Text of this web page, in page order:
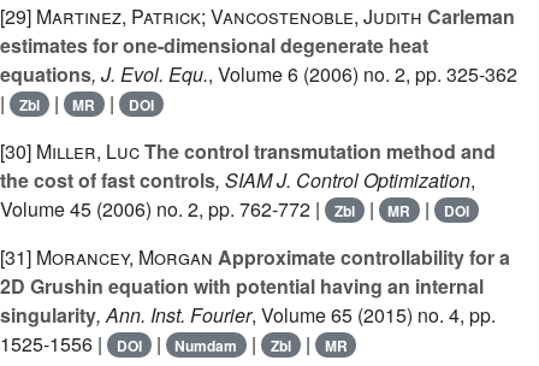
[29] Martinez, Patrick; Vancostenoble, Judith Carleman
estimates for one-dimensional degenerate heat
equations, J. Evol. Equ., Volume 6 (2006) no. 2, pp. 325-362
|
Zbl | MR | DOI
[30] Miller, LucThe control transmutation method and
the cost of fast controls, SIAM J. Control Optimization,
Volume 45 (2006) no. 2, pp. 762-772 | Zbl | MR | DOI
[31] Morancey, Morgan Approximate controllability for a
2D Grushin equation with potential having an internal
singularity, Ann. Inst. Fourier, Volume 65 (2015) no. 4, pp.
1525-1556 |
DOI | Numdam | Zbl | MR